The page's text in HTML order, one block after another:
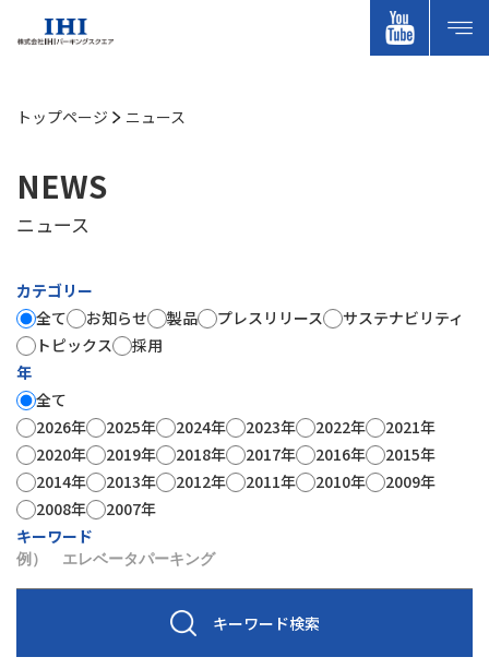
トップページ ニュース
NEWS
ニュース
カテゴリー
全て
お知らせ 製品 プレスリリース
サステナビリティ
トピックス
採用
年
全て
2026年
2025年 2024年 2023年 2022年
2021年
2020年
2019年 2018年 2017年 2016年
2015年
2014年
2013年 2012年 2011年 2010年
2009年
2008年
2007年
キーワード
キーワード検索